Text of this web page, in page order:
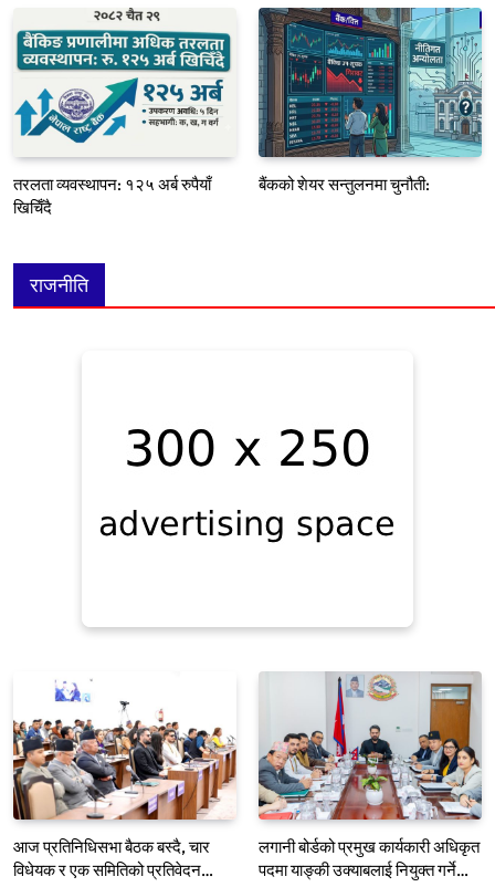
तरलता व्यवस्थापन: १२५ अर्ब रुपैयाँ
खिचिँदै
बैंकको शेयर सन्तुलनमा चुनौती:
राजनीति
आज प्रतिनिधिसभा बैठक बस्दै, चार
विधेयक र एक समितिको प्रतिवेदन
लगानी बोर्डको प्रमुख कार्यकारी अधिकृत
पदमा याङ्की उक्याबलाई नियुक्त गर्ने